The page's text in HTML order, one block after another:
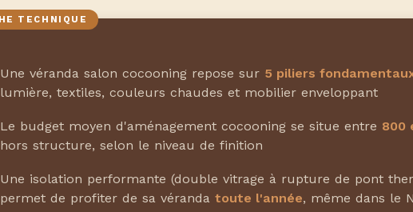
Une véranda salon cocooning repose sur 5 piliers
lumière, textiles, couleurs chaudes et mobilier enveloppant
Le budget moyen d'aménagement cocooning se situe entre 800
hors structure, selon le niveau de finition
Une isolation performante (double vitrage à rupture de pont
permet de profiter de sa véranda toute l'année, même dans le